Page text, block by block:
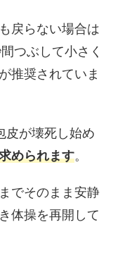
戻らない場合は
つぶして小さく
推奨されていま
皮が壊死し始め
められます。
でそのまま安静
体操を再開して